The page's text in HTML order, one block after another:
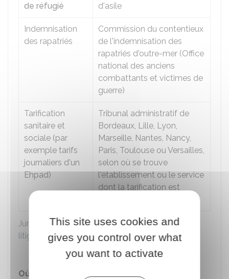
Juridiction compétente en fonction de l'objet du
litige
de réfugié
d'asile
Indemnisation
des rapatriés
Commission du contentieux
de l'indemnisation des
rapatriés d'outre-mer (Office
national des anciens
combattants et victimes de
guerre)
Tarification
sanitaire et
sociale (par
exemple tarifs
journaliers d'un
Ehpad)
Tribunal administratif de
Bordeaux, Lille, Lyon,
Marseille, Nantes, Nancy,
Paris, Toulouse ou Versailles,
selon où se trouve
l'établissement ou le service
dont la tarification est
Où s'adresser ?
This site uses cookies and
gives you control over what
you want to activate